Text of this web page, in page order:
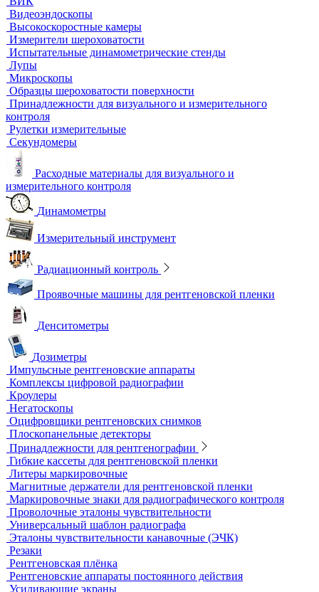
Ультразвуковой неразрушающий контроль
Ультразвуковые дефектоскопы
Ультразвуковые толщиномеры
Стандартные образцы (СОП)
Автоматизированный контроль
Преобразователи и аксессуары
Сканирующие устройства
Соединительные кабели
Ультразвуковой гель
Ультразвуковые расходомеры
Визуальный и измерительный контроль
ВИК
Видеоэндоскопы
Высокоскоростные камеры
Измерители шероховатости
Испытательные динамометрические стенды
Лупы
Микроскопы
Образцы шероховатости поверхности
Принадлежности для визуального и измерительного
контроля
Рулетки измерительные
Секундомеры
Расходные материалы для визуального и
измерительного контроля
Динамометры
Измерительный инструмент
Радиационный контроль
Проявочные машины для рентгеновской пленки
Денситометры
Дозиметры
Импульсные рентгеновские аппараты
Комплексы цифровой радиографии
Кроулеры
Негатоскопы
Оцифровщики рентгеновских снимков
Плоскопанельные детекторы